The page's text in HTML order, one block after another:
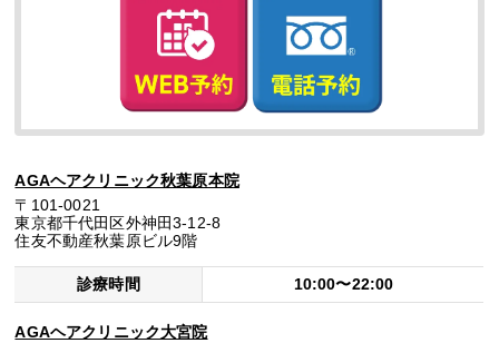
AGAヘアクリニック秋葉原本院
〒101-0021
東京都千代田区外神田3-12-8
住友不動産秋葉原ビル9階
診療時間 10:00〜22:00
AGAヘアクリニック大宮院